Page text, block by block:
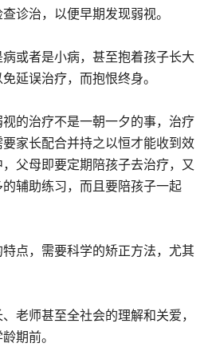
诊治，以便早期发现弱视。
者是小病，甚至抱着孩子长大
延误治疗，而抱恨终身。
治疗不是一朝一夕的事，治疗
家长配合并持之以恒才能收到效
父母即要定期陪孩子去治疗，又
辅助练习，而且要陪孩子一起
，需要科学的矫正方法，尤其
师甚至全社会的理解和关爱，
期前。